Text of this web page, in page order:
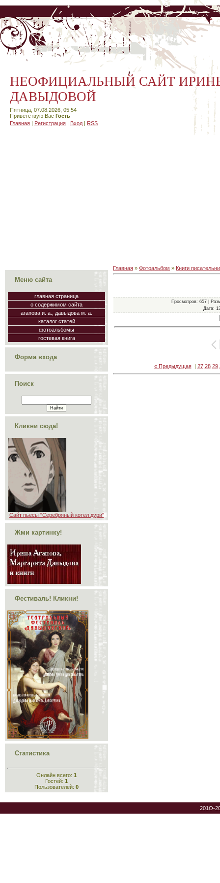
НЕОФИЦИАЛЬНЫЙ САЙТ
ДАВЫДОВОЙ
Пятница, 07.08.2026, 05:54
Приветствую Вас Гость
Главная | Регистрация | Вход | RSS
Меню сайта
главная страница
о содержимом сайта
агапова и. а., давыдова м. а.
каталог статей
фотоальбомы
гостевая книга
Форма входа
Поиск
Кликни сюда!
Сайт пьесы "Серебряный котел дури"
Жми картинку!
Фестиваль! Кликни!
Статистика
Онлайн всего: 1
Гостей: 1
Пользователей: 0
Главная » Фотоальбом » Книги
Просмотров: 657 |
Дата:
« Предыдущая| 27 28 29
201O-